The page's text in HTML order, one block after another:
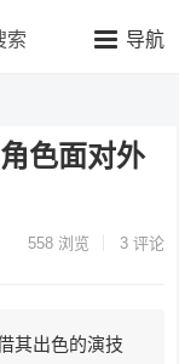
导航
索
色面对外
558浏览 3 评论
其出色的演技